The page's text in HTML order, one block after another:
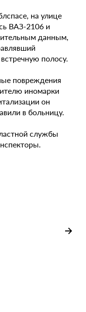
на улице
ВАЗ-2106 и
данным,
полосу.
повреждения
иномарки
он
в больницу.
службы